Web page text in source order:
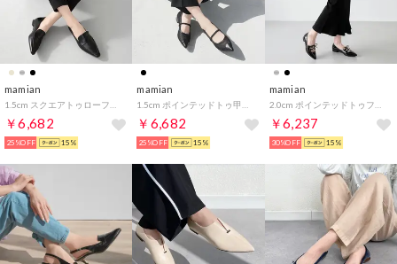
mamian
￥6,682
25%OFF 15%
mamian
￥6,682
25%OFF 15%
mamian
￥6,237
30%OFF 15%